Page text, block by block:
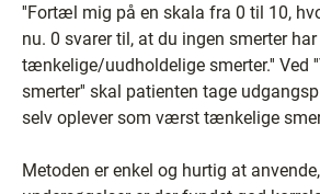
''Fortæl mig på en skala fra 0 til 10,
nu. 0 svarer til, at du ingen smerter
tænkelige/uudholdelige smerter.''
smerter'' skal patienten tage
selv oplever som værst tænkelige
Metoden er enkel og hurtig at